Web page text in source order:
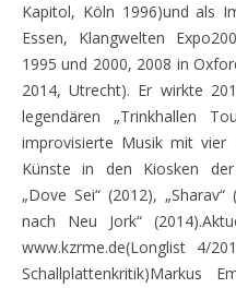
Kapitol, Köln 1996)und als
Essen, Klangwelten
1995 und 2000, 2008 in
2014, Utrecht). Er wirkte
legendären „Trinkhallen
improvisierte Musik mit vier
Künste in den Kiosken der
„Dove Sei“ (2012),
nach Neu Jork“
www.kzrme.de(Longlist 4/
Schallplattenkritik)Markus